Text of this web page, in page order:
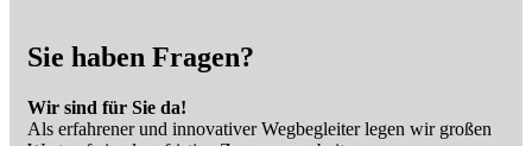
Sie haben Fragen?
Wir sind für Sie da!
Als erfahrener und innovativer Wegbegleiter legen wir großen